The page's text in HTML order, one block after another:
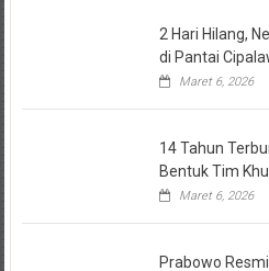
2 Hari Hilang, Nelayan Tewas
0